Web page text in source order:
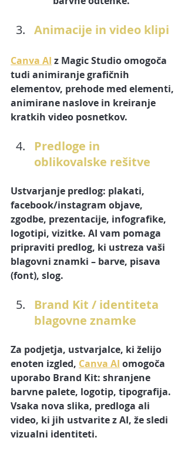
Animacije in video klipi
Canva AI z Magic Studio omogoča
tudi animiranje grafičnih
elementov, prehode med elementi,
animirane naslove in kreiranje
kratkih video posnetkov.
Predloge in
oblikovalske rešitve
Ustvarjanje predlog: plakati,
facebook/instagram objave,
zgodbe, prezentacije, infografike,
logotipi, vizitke. AI vam pomaga
pripraviti predlog, ki ustreza vaši
blagovni znamki – barve, pisava
(font), slog.
Brand Kit / identiteta
blagovne znamke
Za podjetja, ustvarjalce, ki želijo
enoten izgled, Canva AI omogoča
uporabo Brand Kit: shranjene
barvne palete, logotip, tipografija.
Vsaka nova slika, predloga ali
video, ki jih ustvarite z AI, že sledi
vizualni identiteti.